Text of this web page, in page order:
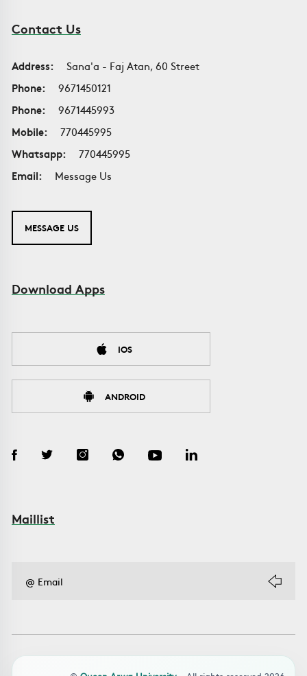
Contact Us
Address:
Sana'a - Faj Atan, 60 Street
Phone:
9671450121
Phone:
9671445993
Mobile:
770445995
Whatsapp:
770445995
Email:
Message Us
MESSAGE US
Download Apps
IOS
ANDROID
Maillist